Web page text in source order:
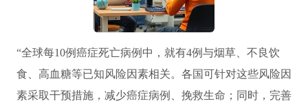
“全球每10例癌症死亡病例中，就有4例与烟草、不良饮
食、高血糖等已知风险因素相关。各国可针对这些风险因
素采取干预措施，减少癌症病例、挽救生命；同时，完善